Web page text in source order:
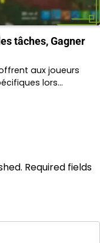
tâches, Gagner
aux joueurs
lors…
Required fields